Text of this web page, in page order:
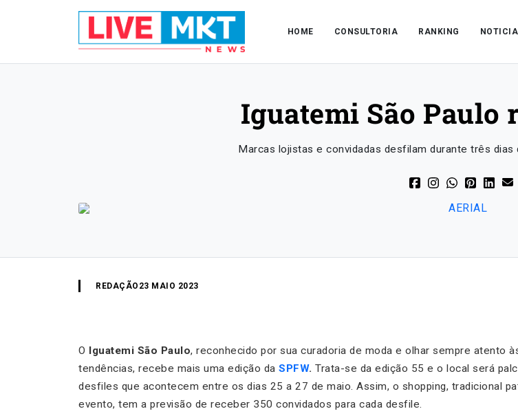
HOME CONSULTORIA RANKING
Iguatemi São Paulo
Marcas lojistas e convidadas desfilam durante três dias
REDAÇÃO 23 MAIO 2023
O Iguatemi São Paulo, reconhecido por sua curadoria de moda e olhar sempre atento
tendências, recebe mais uma edição da SPFW. Trata-se da edição 55 e o local será
desfiles que acontecem entre os dias 25 a 27 de maio. Assim, o shopping, tradicional
evento, tem a previsão de receber 350 convidados para cada desfile.